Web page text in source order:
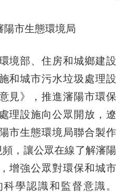
陽市生態環境局
部、住房和城鄉建設
和城市污水垃圾處理設
見》，推進瀋陽市環保
理設施向公眾開放，遼
市生態環境局聯合製作
頻，讓公眾在線了解瀋陽
增強公眾對環保和城市
學認識和監督意識。